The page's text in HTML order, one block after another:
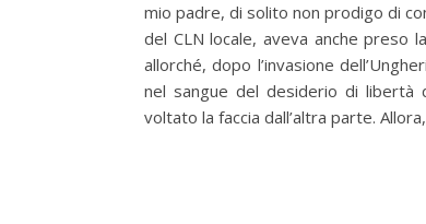
mio padre, di solito non prodigo di
del CLN locale, aveva anche
allorché, dopo l’invasione
nel sangue del desiderio di libertà
voltato la faccia dall’altra parte.